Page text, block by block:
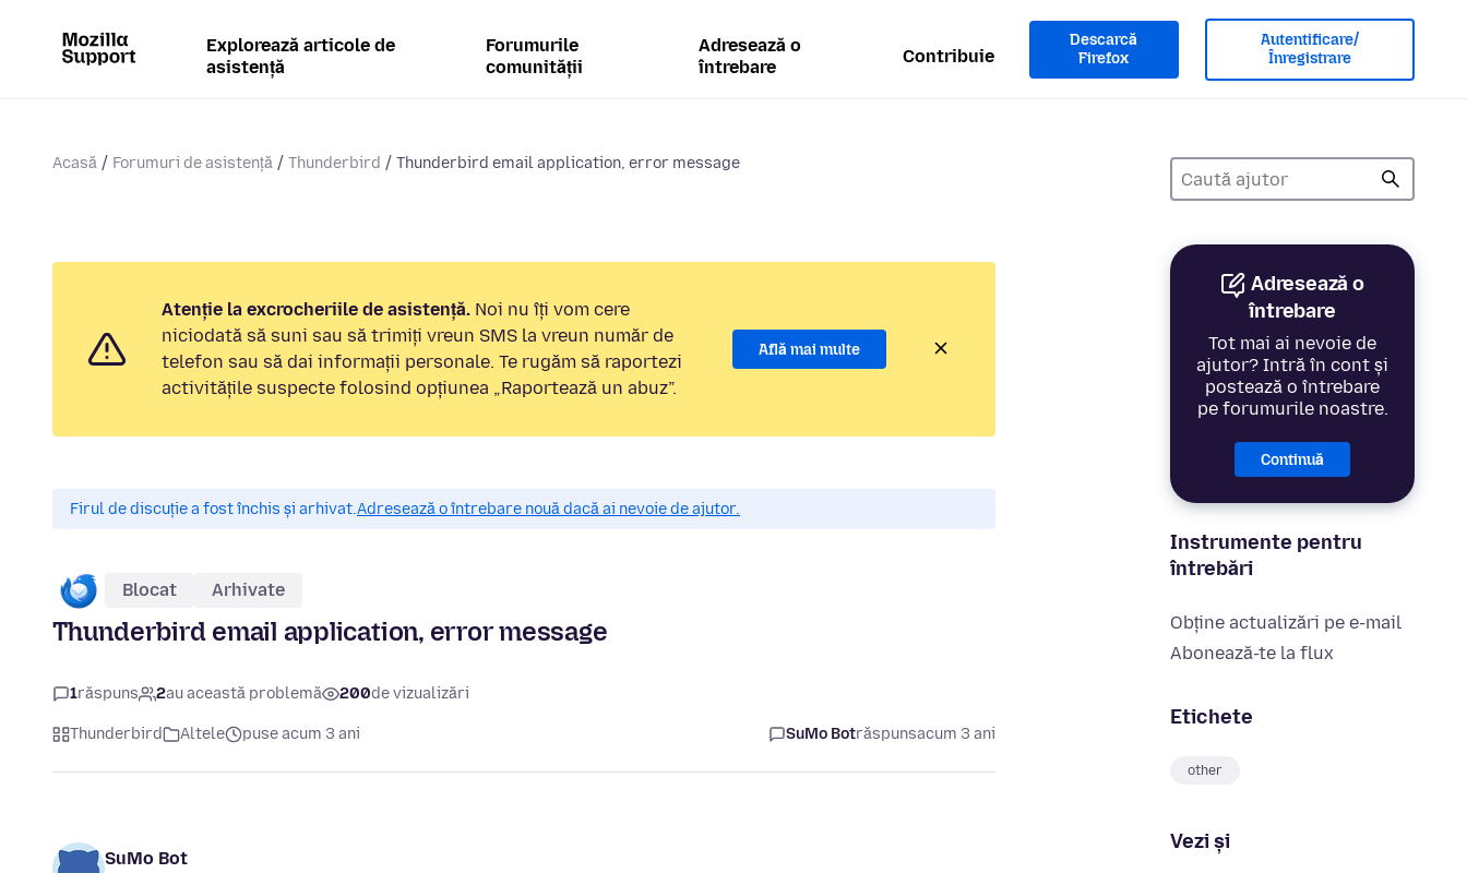
Explorează articole de
asistență
Forumurile
comunității
Adresează o
întrebare
Contribuie
Descarcă
Firefox
Autentificare/
Înregistrare
Acasă Forumuri de asistență Thunderbird Thunderbird email application, error message
Adresează o
întrebare
Tot mai ai nevoie de
ajutor? Intră în cont și
postează o întrebare
pe forumurile noastre.
Continuă
Instrumente pentru
întrebări
Obține actualizări pe e-mail
Abonează-te la flux
Etichete
other
Vezi și
Atenție la excrocheriile de asistență. Noi nu îți vom cere
niciodată să suni sau să trimiți vreun SMS la vreun număr de
telefon sau să dai informații personale. Te rugăm să raportezi
activitățile suspecte folosind opțiunea „Raportează un abuz”.
Află mai multe
Firul de discuție a fost închis și arhivat.Adresează o întrebare nouă dacă ai nevoie de ajutor.
Blocat Arhivate
Thunderbird email application, error message
1răspuns 2au această problemă 200de vizualizări
Thunderbird Altele puse acum 3 ani SuMo Botrăspunsacum 3 ani
SuMo Bot